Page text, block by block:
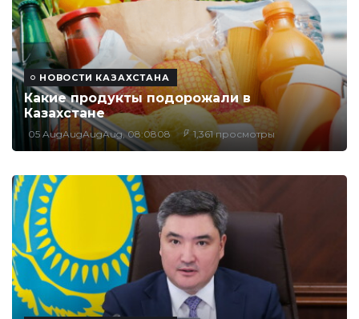
НОВОСТИ КАЗАХСТАНА
Какие продукты подорожали в
Казахстане
05 AugAugAugAug, 08:0808 1,361 просмотры